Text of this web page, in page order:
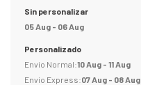
Sin personalizar
05 Aug - 06 Aug
Personalizado
Envio Normal:10 Aug - 11 Aug
Envio Express:07 Aug - 08 Aug